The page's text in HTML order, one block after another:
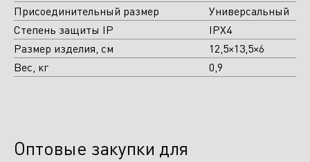
Присоединительный размер
Универсальный
Степень защиты IP
IPX4
Размер изделия, см
12,5×13,5×6
Вес, кг
0,9
Оптовые закупки для